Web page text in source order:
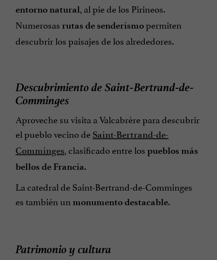
entorno natural, al pie de los Pirineos.
Numerosas rutas de senderismopermiten
descubrir los paisajes de los alrededores.
Descubrimiento de Saint-Bertrand-de-
Comminges
Aproveche su visita a Valcabrère para descubrir
el pueblo vecino de Saint-Bertrand-de-
Comminges, clasificado entre los pueblos más
bellos de Francia.
La catedral de Saint-Bertrand-de-Comminges
es también un monumento destacable.
Patrimonio y cultura